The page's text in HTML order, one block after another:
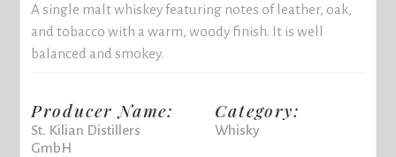
A single malt whiskey featuring notes of leather, oak,
and tobacco with a warm, woody finish. It is well
balanced and smokey.
Producer Name:
St. Kilian Distillers
GmbH
Category:
Whisky